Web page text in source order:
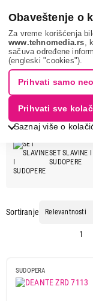
Obaveštenje o
Za vreme korišćenja
www.tehnomedia.rs ,
sačuva određene
(engleski "cookies").
Saznaj više o
Prihvati samo
Prihvati sve
DEANTE
DEANTE
DEANTE ponuda:
SET SLAVINE I
SUDOPERE
Sortiranje
1
SUDOPERA